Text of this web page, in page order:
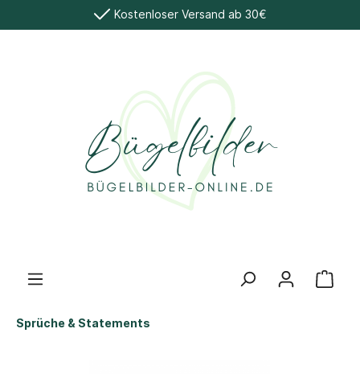
Kostenloser Versand ab 30€
Sprüche & Statements